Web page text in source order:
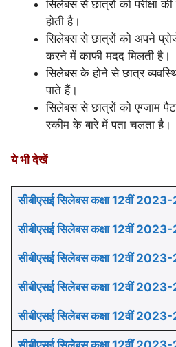
सिलेबस से छात्रों को परीक्षा
होती है।
सिलेबस से छात्रों को अपने
करने में काफी मदद मिलती है।
सिलेबस के होने से छात्र
पाते हैं।
सिलेबस से छात्रों को एग्जाम
स्कीम के बारे में पता चलता है।
ये भी देखें
सीबीएसई सिलेबस कक्षा 12वीं 2023-
सीबीएसई सिलेबस कक्षा 12वीं
सीबीएसई सिलेबस कक्षा 12वीं
सीबीएसई सिलेबस कक्षा 12वीं
सीबीएसई सिलेबस कक्षा 12वीं 2023-